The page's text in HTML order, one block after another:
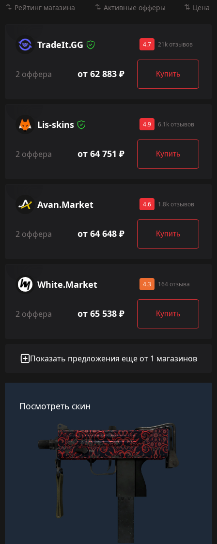
Рейтинг магазина Активные офферы Цена
TradeIt.GG 4.7 21k отзывов
2 оффера от 62 883 ₽ Купить
Lis-skins 4.9 6.1k отзывов
2 оффера от 64 751 ₽ Купить
Avan.Market 4.6 1.8k отзывов
2 оффера от 64 648 ₽ Купить
White.Market 4.3 164 отзыва
2 оффера от 65 538 ₽ Купить
Показать предложения еще от 1 магазинов
Посмотреть скин